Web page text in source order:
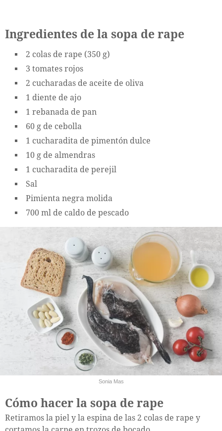
Ingredientes de la sopa de rape
2 colas de rape (350 g)
3 tomates rojos
2 cucharadas de aceite de oliva
1 diente de ajo
1 rebanada de pan
60 g de cebolla
1 cucharadita de pimentón dulce
10 g de almendras
1 cucharadita de perejil
Sal
Pimienta negra molida
700 ml de caldo de pescado
Sonia Mas
Cómo hacer la sopa de rape
Retiramos la piel y la espina de las 2 colas de rape y